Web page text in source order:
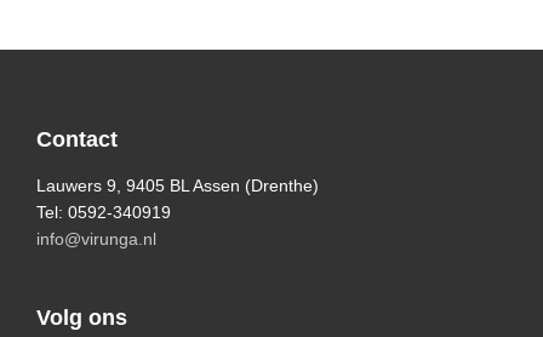
FooterContact
Lauwers 9, 9405 BL Assen (Drenthe)
Tel: 0592-340919
info@virunga.nl
Volg ons